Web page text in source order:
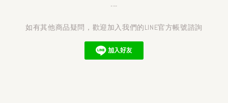
---
如有其他商品疑問，歡迎加入我們的LINE官方帳號諮詢